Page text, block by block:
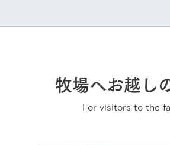
牧場へお越し
For visitors to the